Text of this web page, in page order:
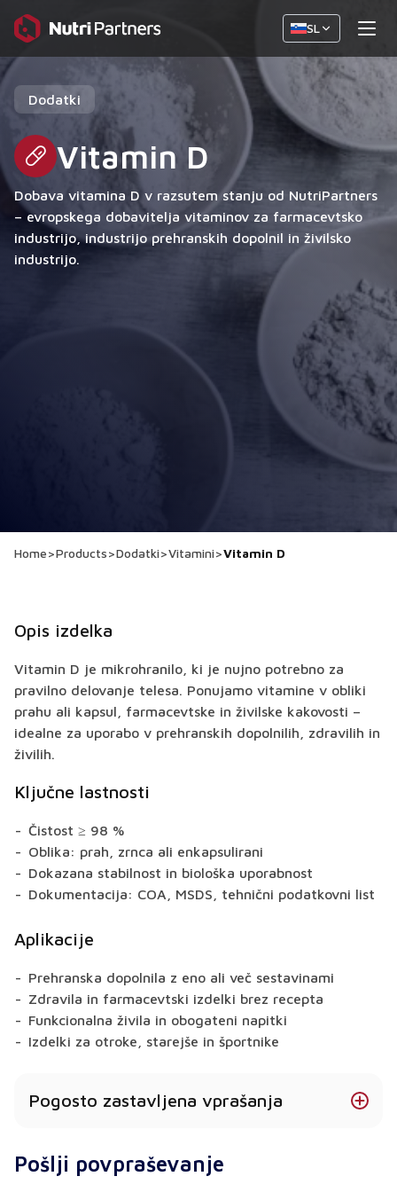
SL
Dodatki
Vitamin D
Dobava vitamina D v razsutem stanju od NutriPartners
– evropskega dobavitelja vitaminov za farmacevtsko
industrijo, industrijo prehranskih dopolnil in živilsko
industrijo.
Home>Products>Dodatki>Vitamini>Vitamin D
Opis izdelka
Vitamin D je mikrohranilo, ki je nujno potrebno za
pravilno delovanje telesa. Ponujamo vitamine v obliki
prahu ali kapsul, farmacevtske in živilske kakovosti –
idealne za uporabo v prehranskih dopolnilih, zdravilih in
živilih.
Ključne lastnosti
Čistost ≥ 98 %
Oblika: prah, zrnca ali enkapsulirani
Dokazana stabilnost in biološka uporabnost
Dokumentacija: COA, MSDS, tehnični podatkovni list
Aplikacije
Prehranska dopolnila z eno ali več sestavinami
Zdravila in farmacevtski izdelki brez recepta
Funkcionalna živila in obogateni napitki
Izdelki za otroke, starejše in športnike
Pogosto zastavljena vprašanja
Odvisno od izdelka so na voljo praškaste,
Pošlji povpraševanje